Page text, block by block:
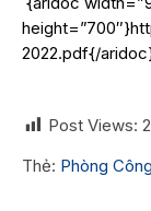
2022.pdf{/
Post Views:
Thẻ: Phòng